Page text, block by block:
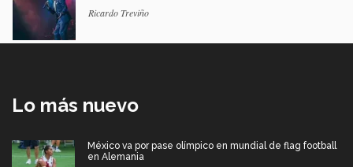
Ricardo Treviño
Lo más nuevo
México va por pase olímpico en mundial de flag football
en Alemania